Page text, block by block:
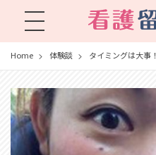
看護留学.com
Home 体験談 タイミングは大事！